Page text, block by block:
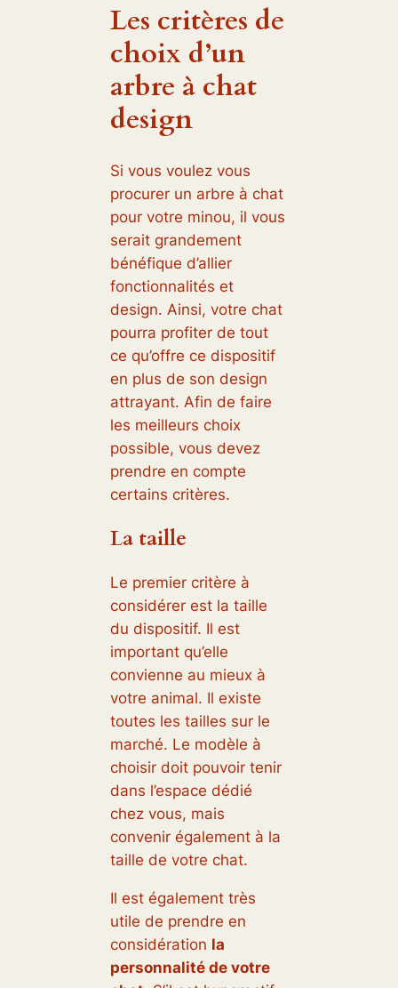
Les critères de
choix d’un
arbre à chat
design
Si vous voulez vous
procurer un arbre à chat
pour votre minou, il vous
serait grandement
bénéfique d’allier
fonctionnalités et
design. Ainsi, votre chat
pourra profiter de tout
ce qu’offre ce dispositif
en plus de son design
attrayant. Afin de faire
les meilleurs choix
possible, vous devez
prendre en compte
certains critères.
La taille
Le premier critère à
considérer est la taille
du dispositif. Il est
important qu’elle
convienne au mieux à
votre animal. Il existe
toutes les tailles sur le
marché. Le modèle à
choisir doit pouvoir tenir
dans l’espace dédié
chez vous, mais
convenir également à la
taille de votre chat.
Il est également très
utile de prendre en
considération la
personnalité de votre